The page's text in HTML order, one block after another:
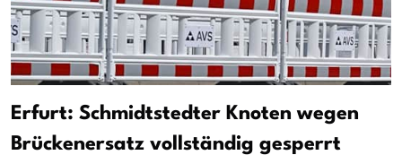
Erfurt: Schmidtstedter Knoten wegen
Brückenersatz vollständig gesperrt